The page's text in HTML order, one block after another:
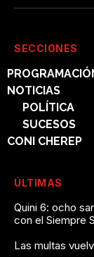
SECCIONES
NOTICIAS
POLÍTICA
SUCESOS
CONI CHEREP
ÚLTIMAS
Quini 6: ocho
con el Siempre
Las multas